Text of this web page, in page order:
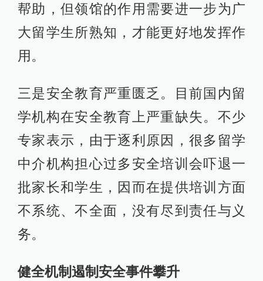
帮助，但领馆的作用需要进一步为广
大留学生所熟知，才能更好地发挥作
用。
三是安全教育严重匮乏。目前国内留
学机构在安全教育上严重缺失。不少
专家表示，由于逐利原因，很多留学
中介机构担心过多安全培训会吓退一
批家长和学生，因而在提供培训方面
不系统、不全面，没有尽到责任与义
务。
健全机制遏制安全事件攀升